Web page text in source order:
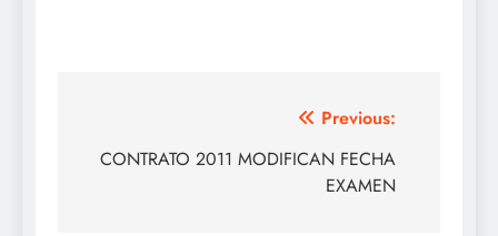
de
Previous:
CONTRATO 2011 MODIFICAN FECHA
EXAMEN